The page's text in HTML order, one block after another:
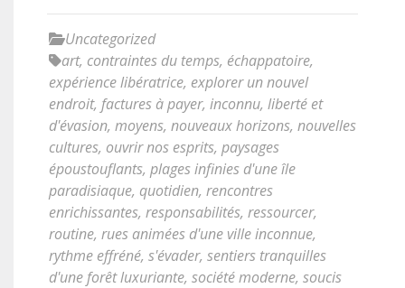
Uncategorized
art, contraintes du temps, échappatoire,
expérience libératrice, explorer un nouvel
endroit, factures à payer, inconnu, liberté et
d'évasion, moyens, nouveaux horizons, nouvelles
cultures, ouvrir nos esprits, paysages
époustouflants, plages infinies d'une île
paradisiaque, quotidien, rencontres
enrichissantes, responsabilités, ressourcer,
routine, rues animées d'une ville inconnue,
rythme effréné, s'évader, sentiers tranquilles
d'une forêt luxuriante, société moderne, soucis